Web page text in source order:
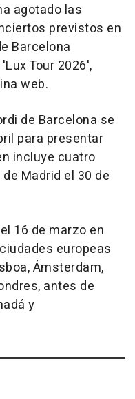
agotado las
previstos en
Barcelona
Tour 2026',
web.
de Barcelona se
para presentar
incluye cuatro
Madrid el 30 de
16 de marzo en
europeas
Ámsterdam,
antes de
y